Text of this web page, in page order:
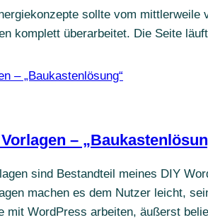
sollte vom
komplett überarbeitet. Die Seite
–
sind Bestandteil meines DIY
machen es dem Nutzer leicht,
mit WordPress arbeiten, äußerst